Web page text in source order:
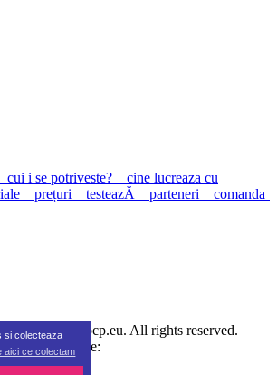
si colecteaza
aici ce colectam
cui i se potriveste?
cine lucreaza cu
prețuri testeazĂ parteneri comanda
Life SRL bocp.eu. All rights reserved.
Gazduire: